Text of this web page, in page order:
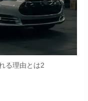
る理由とは2